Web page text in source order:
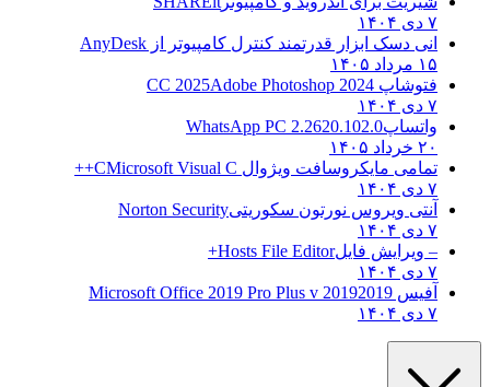
۷ دی ۱۴۰۴
انی دسک ابزار قدرتمند کنترل کامپیوتر از AnyDesk
۱۵ مرداد ۱۴۰۵
فتوشاپ CC 2025 Adobe Photoshop 2024
۷ دی ۱۴۰۴
واتساپWhatsApp PC 2.2620.102.0
۲۰ خرداد ۱۴۰۵
تمامی مایکروسافت ویژوال C Microsoft Visual C++
۷ دی ۱۴۰۴
آنتی ویروس نورتون سکوریتیNorton Security
۷ دی ۱۴۰۴
– ویرایش فایلHosts File Editor+
۷ دی ۱۴۰۴
آفیس 2019 2019 Microsoft Office 2019 Pro Plus v
۷ دی ۱۴۰۴